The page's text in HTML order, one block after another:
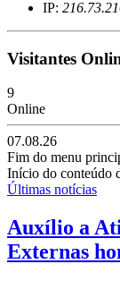
IP:
Visitantes
9
Online
07.08.26
Fim do menu
Início do conteúdo
Últimas notícias
Auxílio a
Externas